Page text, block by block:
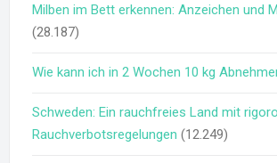
Milben im Bett erkennen: Anzeichen und
(28.187)
Wie kann ich in 2 Wochen 10 kg
Schweden: Ein rauchfreies Land mit
Rauchverbotsregelungen (12.249)